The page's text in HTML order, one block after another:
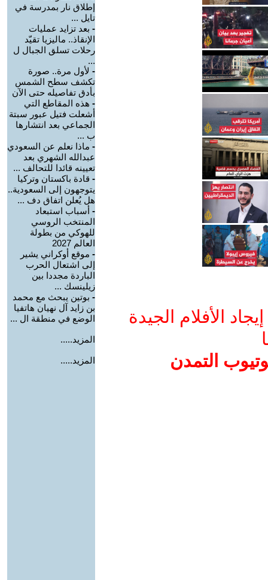
الأفلام الجيدة
التمدن
إطلاق نار بمدرسة في
تايل ...
- بعد تزايد عمليات
الإنقاذ.. ماليزيا تقيّد
رحلات تسلق الجبال ل
...
- لأول مرة.. صورة
تكشف سطح الشمس
بأدق تفاصيله حتى الآن
- هذه المقاطع التي
أشعلت فتيل عبور سبتة
الجماعي بعد انتشارها
ب ...
- ماذا نعلم عن السعودي
عبدالله الشهري بعد
تعيينه قائدا للتحالف ...
- قادة باكستان وتركيا
يتوجهون إلى السعودية..
هل يُعلن اتفاق دف ...
- أسباب استبعاد
المنتخب الروسي
للهوكي من بطولة
العالم 2027
- موقع أوكراني يشير
إلى اشتعال الحرب
الباردة مجددا بين
زيلينسك ...
- بوتين يبحث مع محمد
بن زايد آل نهيان هاتفيا
الوضع في منطقة ال ...
المزيد.....
المزيد.....